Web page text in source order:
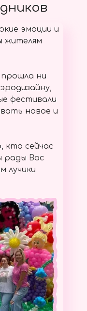
эмоции и
жителям
ни
фестивали
новое и
кто сейчас
рады Вас
лучики